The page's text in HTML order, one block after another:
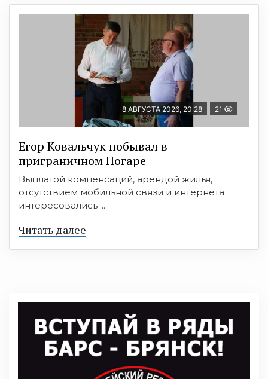
8 АВГУСТА 2026, 20:28 21
Егор Ковальчук побывал в
приграничном Погаре
Выплатой компенсаций, арендой жилья,
отсутствием мобильной связи и интернета
интересовались ...
Читать далее